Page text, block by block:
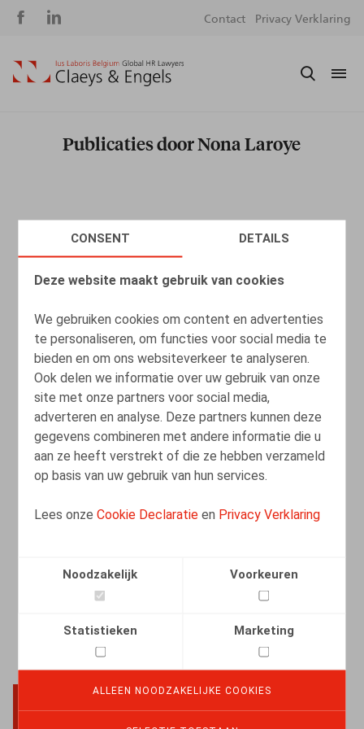
CONSENT DETAILS
Deze website maakt gebruik van cookies
We gebruiken cookies om content en advertenties
te personaliseren, om functies voor social media te
bieden en om ons websiteverkeer te analyseren.
Ook delen we informatie over uw gebruik van onze
site met onze partners voor social media,
adverteren en analyse. Deze partners kunnen deze
gegevens combineren met andere informatie die u
aan ze heeft verstrekt of die ze hebben verzameld
op basis van uw gebruik van hun services.
Lees onzeCookie Declaratie en Privacy Verklaring
Noodzakelijk Voorkeuren
Statistieken Marketing
ALLEEN NOODZAKELIJKE COOKIES
Social
Contact Privacy Verklaring
Publicaties door Nona Laroye
Registratie van arbeidstijd: Belang van
effectieve controle
19.09.2025